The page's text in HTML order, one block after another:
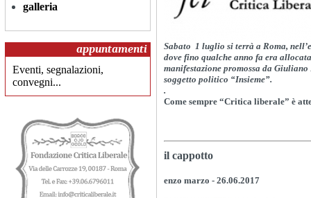
galleria
appuntamenti
Eventi, segnalazioni,
convegni...
Sabato 1 luglio si terrà a Roma,
dove fino qualche anno fa era
manifestazione promossa da
soggetto politico “Insieme”.
.
Come sempre “Critica liberale” è
il cappotto
enzo marzo - 26.06.2017